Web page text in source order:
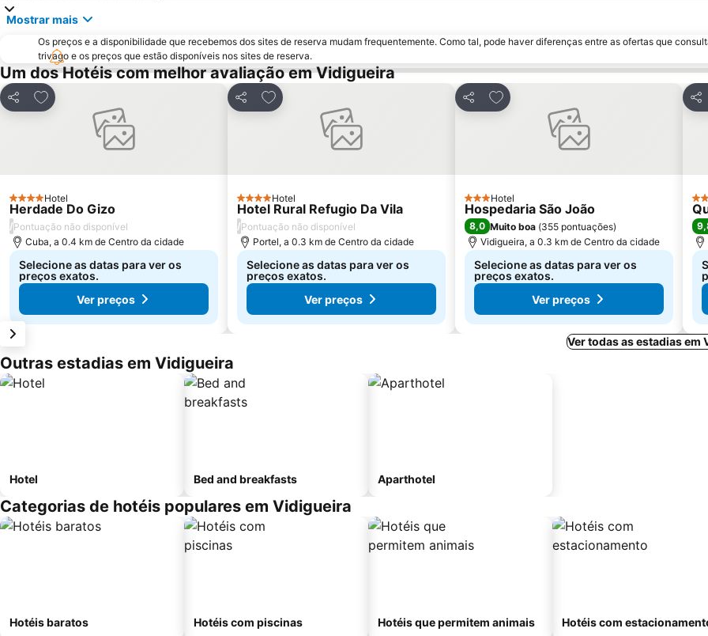
Mostrar mais
Os preços e a disponibilidade que recebemos dos sites de reserva mudam frequentemente. Como tal, pode haver diferenças entre as ofertas que
trivago e os preços que estão disponíveis nos sites de reserva.
Um dos Hotéis com melhor avaliação em Vidigueira
Partilhar
Adicionar aos favoritos
4 Estrelas
Hotel
Herdade Do Gizo
/Pontuação não disponível
Cuba, a 0.4 km de Centro da cidade
Selecione as datas para ver os
preços exatos.
Ver preços
Partilhar
Adicionar aos favoritos
4 Estrelas
Hotel
Hotel Rural Refugio Da Vila
/Pontuação não disponível
Portel, a 0.3 km de Centro da cidade
Selecione as datas para ver os
preços exatos.
Ver preços
Partilhar
Adicionar aos favoritos
3 Estrelas
Hotel
Hospedaria São João
8,0 Muito boa (355 pontuações)
Vidigueira, a 0.3 km de Centro da cidade
Selecione as datas para ver os
preços exatos.
Ver preços
5
Ver todas as estadias em
Outras estadias em Vidigueira
Hotel Bed and breakfasts Aparthotel
Categorias de hotéis populares em Vidigueira
Hotéis baratos Hotéis com piscinas Hotéis que permitem animais Hotéis com